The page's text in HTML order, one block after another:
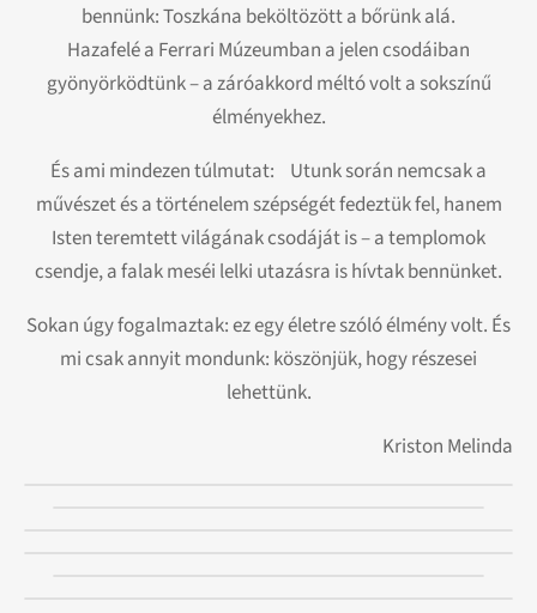
bennünk: Toszkána beköltözött a bőrünk alá.
Hazafelé a Ferrari Múzeumban a jelen csodáiban
gyönyörködtünk – a záróakkord méltó volt a sokszínű
élményekhez.
És ami mindezen túlmutat: Utunk során nemcsak a
művészet és a történelem szépségét fedeztük fel, hanem
Isten teremtett világának csodáját is – a templomok
csendje, a falak meséi lelki utazásra is hívtak bennünket.
Sokan úgy fogalmaztak: ez egy életre szóló élmény volt. És
mi csak annyit mondunk: köszönjük, hogy részesei
lehettünk.
Kriston Melinda